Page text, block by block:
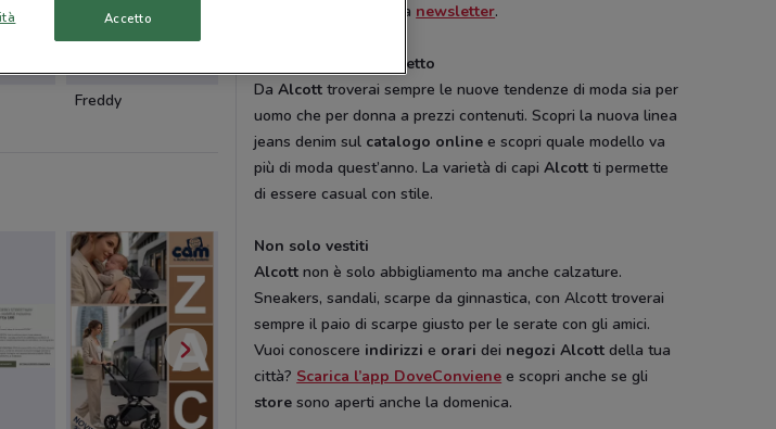
Freddy Coin Coin Boggi
iscrivendoti alla nostra newsletter.
Un look sempre perfetto
DaAlcott troverai sempre le nuove tendenze di moda sia per
uomo che per donna a prezzi contenuti. Scopri la nuova linea
jeans denim sul catalogo online e scopri quale modello va
più di moda quest’anno. La varietà di capiAlcott ti permette
di essere casual con stile.
Non solo vestiti
Alcottnon è solo abbigliamento ma anche calzature.
Sneakers, sandali, scarpe da ginnastica, con Alcott troverai
sempre il paio di scarpe giusto per le serate con gli amici.
Vuoi conoscere indirizzi e orari dei negozi Alcottdella tua
città? Scarica l’app DoveConviene e scopri anche se gli
store sono aperti anche la domenica.
Accetto